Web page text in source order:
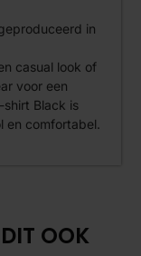
in
casual look of
voor een
shirt Black is
en comfortabel.
OOK